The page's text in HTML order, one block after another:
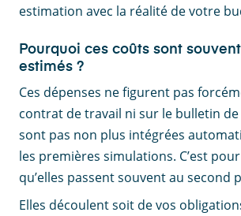
estimation avec la réalité de votre
Pourquoi ces coûts sont
estimés ?
Ces dépenses ne figurent pas
contrat de travail ni sur le bulletin de
sont pas non plus intégrées
les premières simulations. C’est
qu’elles passent souvent au second
Elles découlent soit de vos